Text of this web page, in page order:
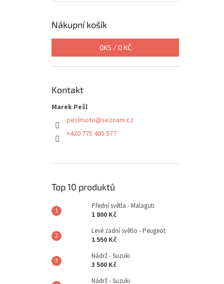
Nákupní košík
0KS / 0 KČ
Kontakt
Marek Pešl
peslmoto@seznam.cz
+420 775 405 577
Top 10 produktů
Přední světla - Malaguti
1 800 Kč
Levé zadní světlo - Peugeot
1 550 Kč
Nádrž - Suzuki
3 500 Kč
Nádrž - Suzuki